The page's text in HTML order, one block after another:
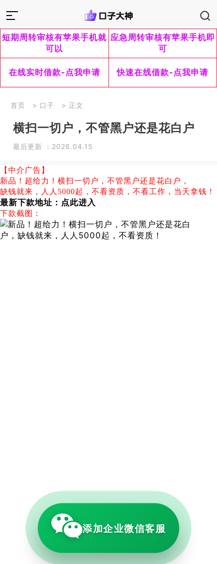
短期周转审核有苹果手机就
可以
应急周转审核有苹果手机即
可
在线实时借款-点我申请 快速在线借款-点我申请
首页 > 口子 > 正文
横扫一切户，不管黑户还是花白户
最后更新 ：2026.04.15
【中介广告】
新品！超给力！横扫一切户，不管黑户还是花白户，
缺钱就来，人人5000起，不看资质，不看工作，当天拿钱！
最新下款地址： 点此进入
下款截图：
添加企业微信客服